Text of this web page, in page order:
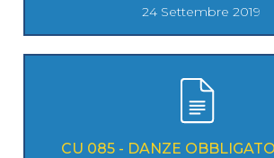
24 Settembre 2019
CU 085 - DANZE